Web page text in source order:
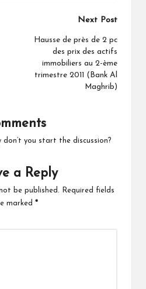
Next Post
Hausse de près de 2 pc
des prix des actifs
immobiliers au 2-ème
trimestre 2011 (Bank Al
Maghrib)
don’t you start the discussion?
a Reply
be published.
Required fields
marked *